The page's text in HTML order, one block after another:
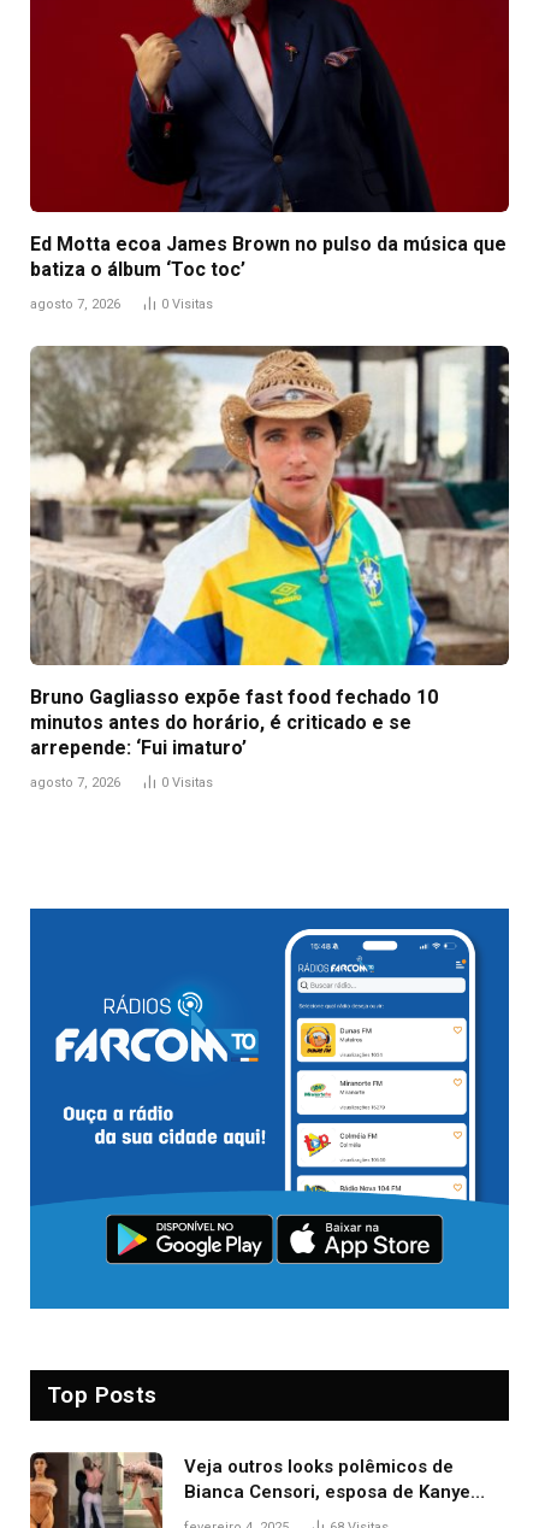
Ed Motta ecoa James Brown no pulso da música que
batiza o álbum ‘Toc toc’
agosto 7, 2026 0 Visitas
Bruno Gagliasso expõe fast food fechado 10
minutos antes do horário, é criticado e se
arrepende: ‘Fui imaturo’
agosto 7, 2026 0 Visitas
Top Posts
Veja outros looks polêmicos de
Bianca Censori, esposa de Kanye
West que apareceu nua no Grammy